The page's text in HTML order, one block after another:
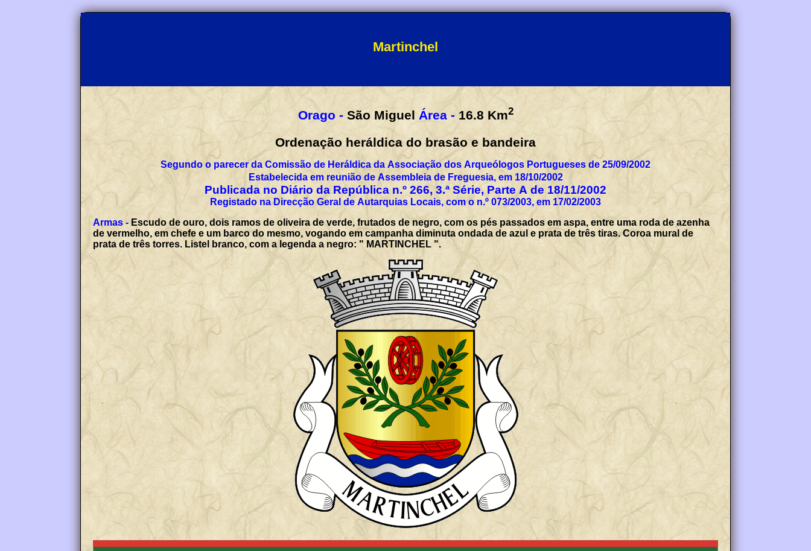
Martinchel
Orago - São Miguel Área - 16.8 Km2
Ordenação heráldica do brasão e bandeira
Segundo o parecer da Comissão de Heráldica da Associação dos Arqueólogos Portugueses de 25/09/2002
Estabelecida em reunião de Assembleia de Freguesia, em 18/10/2002
Publicada no Diário da República n.º 266, 3.ª Série, Parte A de 18/11/2002
Registado na Direcção Geral de Autarquias Locais, com o n.º 073/2003, em 17/02/2003
Armas - Escudo de ouro, dois ramos de oliveira de verde, frutados de negro, com os pés passados em aspa, entre uma roda de azenha
de vermelho, em chefe e um barco do mesmo, vogando em campanha diminuta ondada de azul e prata de três tiras. Coroa mural de
prata de três torres. Listel branco, com a legenda a negro: " MARTINCHEL ".